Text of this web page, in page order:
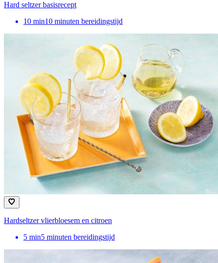
Hard seltzer basisrecept
10 min10 minuten bereidingstijd
Hardseltzer vlierbloesem en citroen
5 min5 minuten bereidingstijd